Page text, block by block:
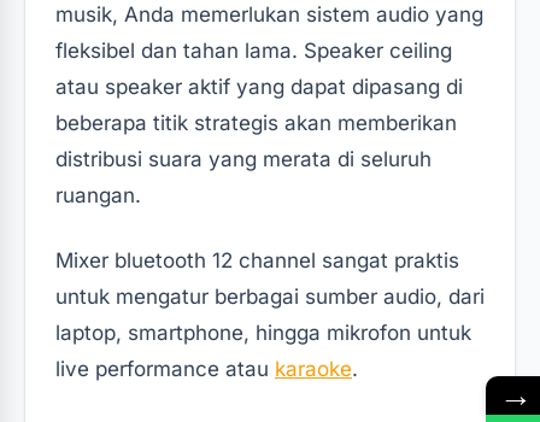
musik, Anda memerlukan sistem audio yang
fleksibel dan tahan lama. Speaker ceiling
atau speaker aktif yang dapat dipasang di
beberapa titik strategis akan memberikan
distribusi suara yang merata di seluruh
ruangan.
Mixer bluetooth 12 channel sangat praktis
untuk mengatur berbagai sumber audio, dari
laptop, smartphone, hingga mikrofon untuk
live performance atau karaoke.
→